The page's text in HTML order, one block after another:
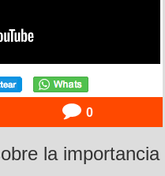
0
la importancia